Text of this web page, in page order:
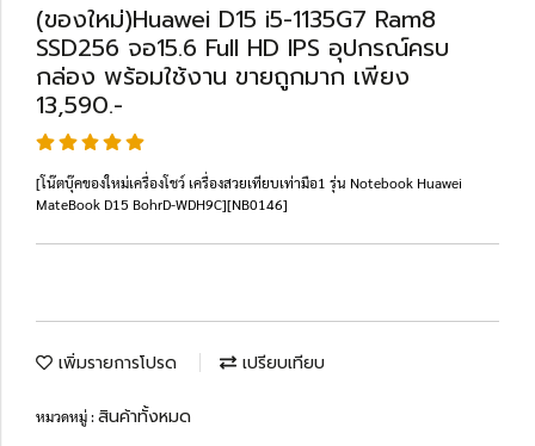
(ของใหม่)Huawei D15 i5-1135G7 Ram8
SSD256 จอ15.6 Full HD IPS อุปกรณ์ครบ
กล่อง พร้อมใช้งาน ขายถูกมาก เพียง
13,590.-
[โน๊ตบุ๊คของใหม่เครื่องโชว์ เครื่องสวยเทียบเท่ามือ1 รุ่น Notebook Huawei
MateBook D15 BohrD-WDH9C][NB0146]
เพิ่มรายการโปรด เปรียบเทียบ
หมวดหมู่ :สินค้าทั้งหมด